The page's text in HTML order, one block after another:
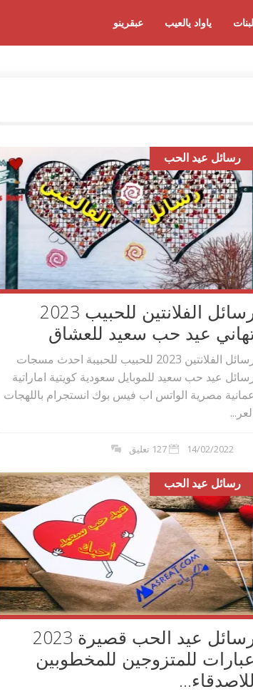
عبقرينو ياواد يالعيب
رسائل عيد الحب
رسائل الفلانتين للحبيب 2023
عيد حب سعيد للعشاق
رسائل الفلانتين 2023 للحبيب للحبيبة احدث مسجات
عيد حب سعيد للموبايل سعودية كويتية اماراتية
عمانية مصرية الواتس اب فيس بوك انستجرام باللهجات
14/02/2022 127 تعليق
رسائل عيد الحب
رسائل عيد الحب قصيرة 2023
عبارات للمتزوجين للمخطوبين
للاصدقاء...
وصفات أكلات عيد راس السنة الميلادية
والميلاد المجيد الكريسما...